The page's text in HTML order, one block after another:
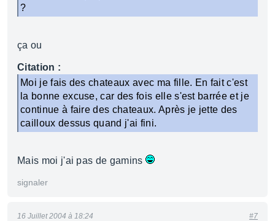
?
ça ou
Citation :
Moi je fais des chateaux avec ma fille. En fait c'est
la bonne excuse, car des fois elle s'est barrée et je
continue à faire des chateaux. Après je jette des
cailloux dessus quand j'ai fini.
Mais moi j'ai pas de gamins
signaler
16 Juillet 2004 à 18:24 #7